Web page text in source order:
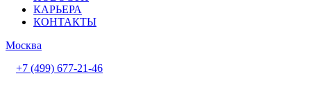
КАРЬЕРА
КОНТАКТЫ
Москва
+7 (499) 677-21-46